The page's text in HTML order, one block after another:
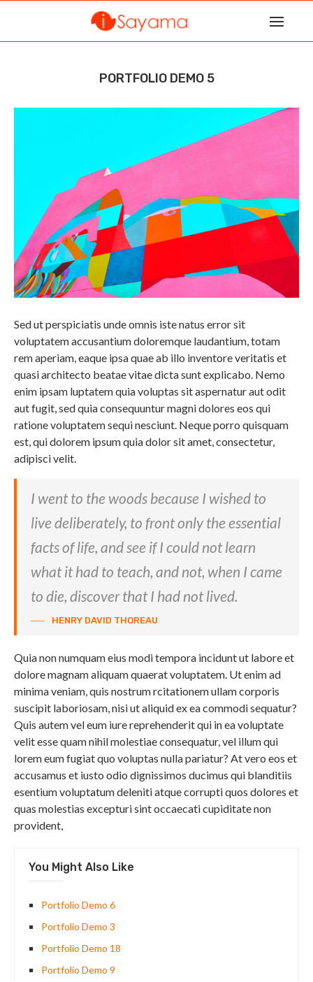
PORTFOLIO DEMO 5
Sed ut perspiciatis unde omnis iste natus error sit
voluptatem accusantium doloremque laudantium, totam
rem aperiam, eaque ipsa quae ab illo inventore veritatis et
quasi architecto beatae vitae dicta sunt explicabo. Nemo
enim ipsam luptatem quia voluptas sit aspernatur aut odit
aut fugit, sed quia consequuntur magni dolores eos qui
ratione voluptatem sequi nesciunt. Neque porro quisquam
est, qui dolorem ipsum quia dolor sit amet, consectetur,
adipisci velit.
I went to the woods because I wished to
live deliberately, to front only the essential
facts of life, and see if I could not learn
what it had to teach, and not, when I came
to die, discover that I had not lived.
HENRY DAVID THOREAU
Quia non numquam eius modi tempora incidunt ut labore et
dolore magnam aliquam quaerat voluptatem. Ut enim ad
minima veniam, quis nostrum rcitationem ullam corporis
suscipit laboriosam, nisi ut aliquid ex ea commodi sequatur?
Quis autem vel eum iure reprehenderit qui in ea voluptate
velit esse quam nihil molestiae consequatur, vel illum qui
lorem eum fugiat quo voluptas nulla pariatur? At vero eos et
accusamus et iusto odio dignissimos ducimus qui blanditiis
esentium voluptatum deleniti atque corrupti quos dolores et
quas molestias excepturi sint occaecati cupiditate non
provident,
You Might Also Like
Portfolio Demo 6
Portfolio Demo 3
Portfolio Demo 18
Portfolio Demo 9